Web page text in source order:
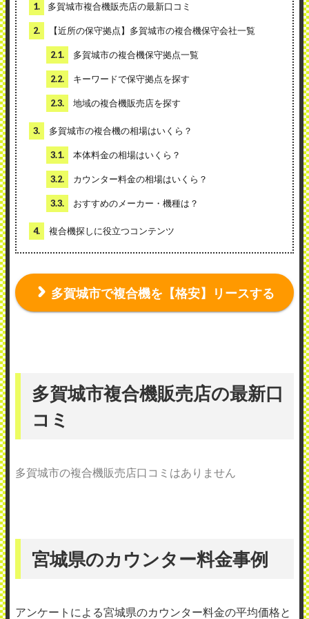
1. 多賀城市複合機販売店の最新口コミ
2. 【近所の保守拠点】多賀城市の複合機保守会社一覧
2.1. 多賀城市の複合機保守拠点一覧
2.2. キーワードで保守拠点を探す
2.3. 地域の複合機販売店を探す
3. 多賀城市の複合機の相場はいくら？
3.1. 本体料金の相場はいくら？
3.2. カウンター料金の相場はいくら？
3.3. おすすめのメーカー・機種は？
4. 複合機探しに役立つコンテンツ
多賀城市で複合機を【格安】リースする
多賀城市複合機販売店の最新口
コミ
多賀城市の複合機販売店口コミはありません
宮城県のカウンター料金事例
アンケートによる宮城県のカウンター料金の平均価格と